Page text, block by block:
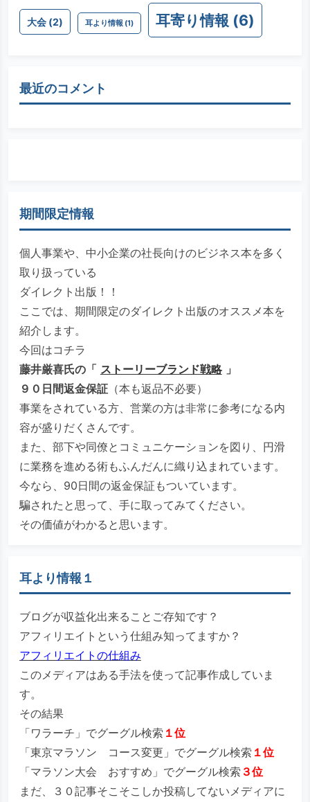
大会(2) 耳より情報 (1) 耳寄り情報 (6)
最近のコメント
期間限定情報
個人事業や、中小企業の社長向けのビジネス本を多く
取り扱っている
ダイレクト出版！！
ここでは、期間限定のダイレクト出版のオススメ本を
紹介します。
今回はコチラ
藤井厳喜氏の「 ストーリーブランド戦略 」
９０日間返金保証（本も返品不必要）
事業をされている方、営業の方は非常に参考になる内
容が盛りだくさんです。
また、部下や同僚とコミュニケーションを図り、円滑
に業務を進める術もふんだんに織り込まれています。
今なら、90日間の返金保証もついています。
騙されたと思って、手に取ってみてください。
その価値がわかると思います。
耳より情報１
ブログが収益化出来ることご存知です？
アフィリエイトという仕組み知ってますか？
アフィリエイトの仕組み
このメディアはある手法を使って記事作成していま
す。
その結果
「ワラーチ」でグーグル検索 １位
「東京マラソン コース変更」でグーグル検索 １位
「マラソン大会 おすすめ」でグーグル検索 ３位
まだ、３０記事そこそこしか投稿してないメディアに